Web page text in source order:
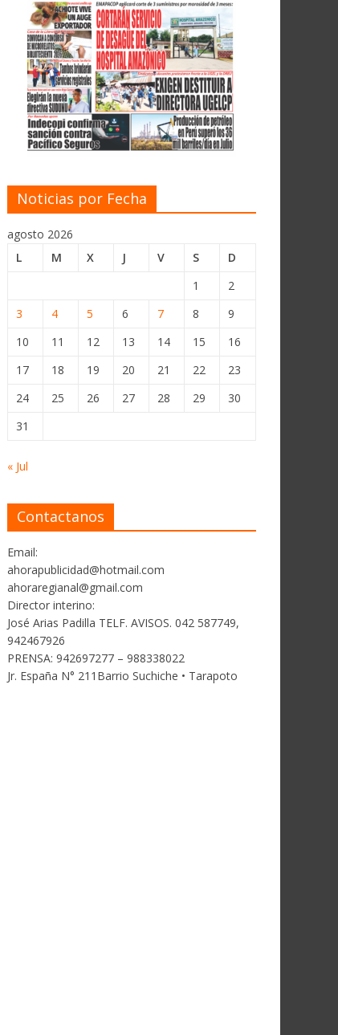
Noticias por Fecha
agosto 2026
L
M X J V S
D
1
2
3
4 5 6 7 8
9
10
11 12 13 14 15
16
17
18 19 20 21 22
23
24
25 26 27 28 29
30
31
« Jul
Contactanos
Email:
ahorapublicidad@hotmail.com
ahoraregianal@gmail.com
Director interino:
José Arias Padilla TELF. AVISOS. 042 587749,
942467926
PRENSA: 942697277 – 988338022
Jr. España N° 211Barrio Suchiche • Tarapoto